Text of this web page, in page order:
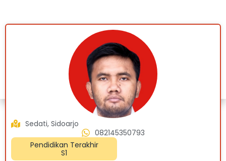
Pendidikan Terakhir
S1
082145350793
Sedati, Sidoarjo